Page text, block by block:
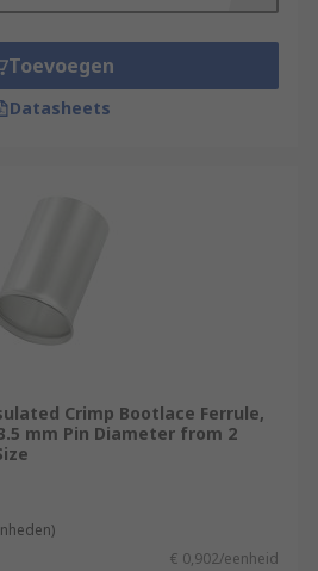
Toevoegen
Datasheets
Crimp Bootlace Ferrule,
mm Pin Diameter from 2
€ 0,902/eenheid